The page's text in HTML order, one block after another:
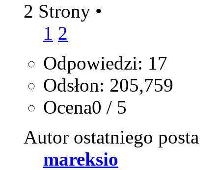
2 Strony •
1 2
Odpowiedzi: 17
Odsłon: 205,759
Ocena0 / 5
Autor ostatniego posta
mareksio